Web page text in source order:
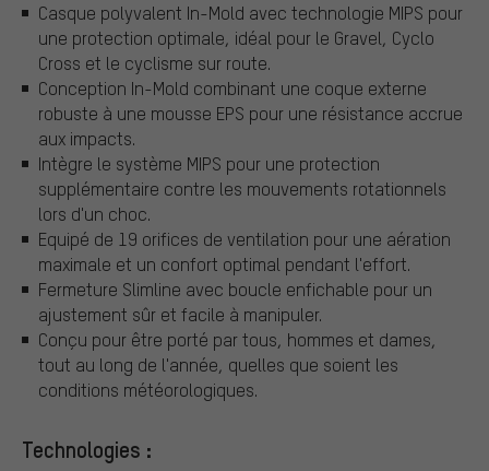
Casque polyvalent In-Mold avec technologie MIPS pour
une protection optimale, idéal pour le Gravel, Cyclo
Cross et le cyclisme sur route.
Conception In-Mold combinant une coque externe
robuste à une mousse EPS pour une résistance accrue
aux impacts.
Intègre le système MIPS pour une protection
supplémentaire contre les mouvements rotationnels
lors d'un choc.
Equipé de 19 orifices de ventilation pour une aération
maximale et un confort optimal pendant l'effort.
Fermeture Slimline avec boucle enfichable pour un
ajustement sûr et facile à manipuler.
Conçu pour être porté par tous, hommes et dames,
tout au long de l'année, quelles que soient les
conditions météorologiques.
Technologies :